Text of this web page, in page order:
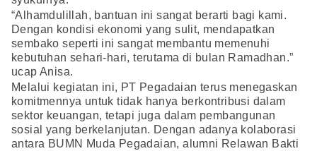
“Alhamdulillah, bantuan ini sangat berarti bagi kami.
Dengan kondisi ekonomi yang sulit, mendapatkan
sembako seperti ini sangat membantu memenuhi
kebutuhan sehari-hari, terutama di bulan Ramadhan.”
ucap Anisa.
Melalui kegiatan ini, PT Pegadaian terus menegaskan
komitmennya untuk tidak hanya berkontribusi dalam
sektor keuangan, tetapi juga dalam pembangunan
sosial yang berkelanjutan. Dengan adanya kolaborasi
antara BUMN Muda Pegadaian, alumni Relawan Bakti